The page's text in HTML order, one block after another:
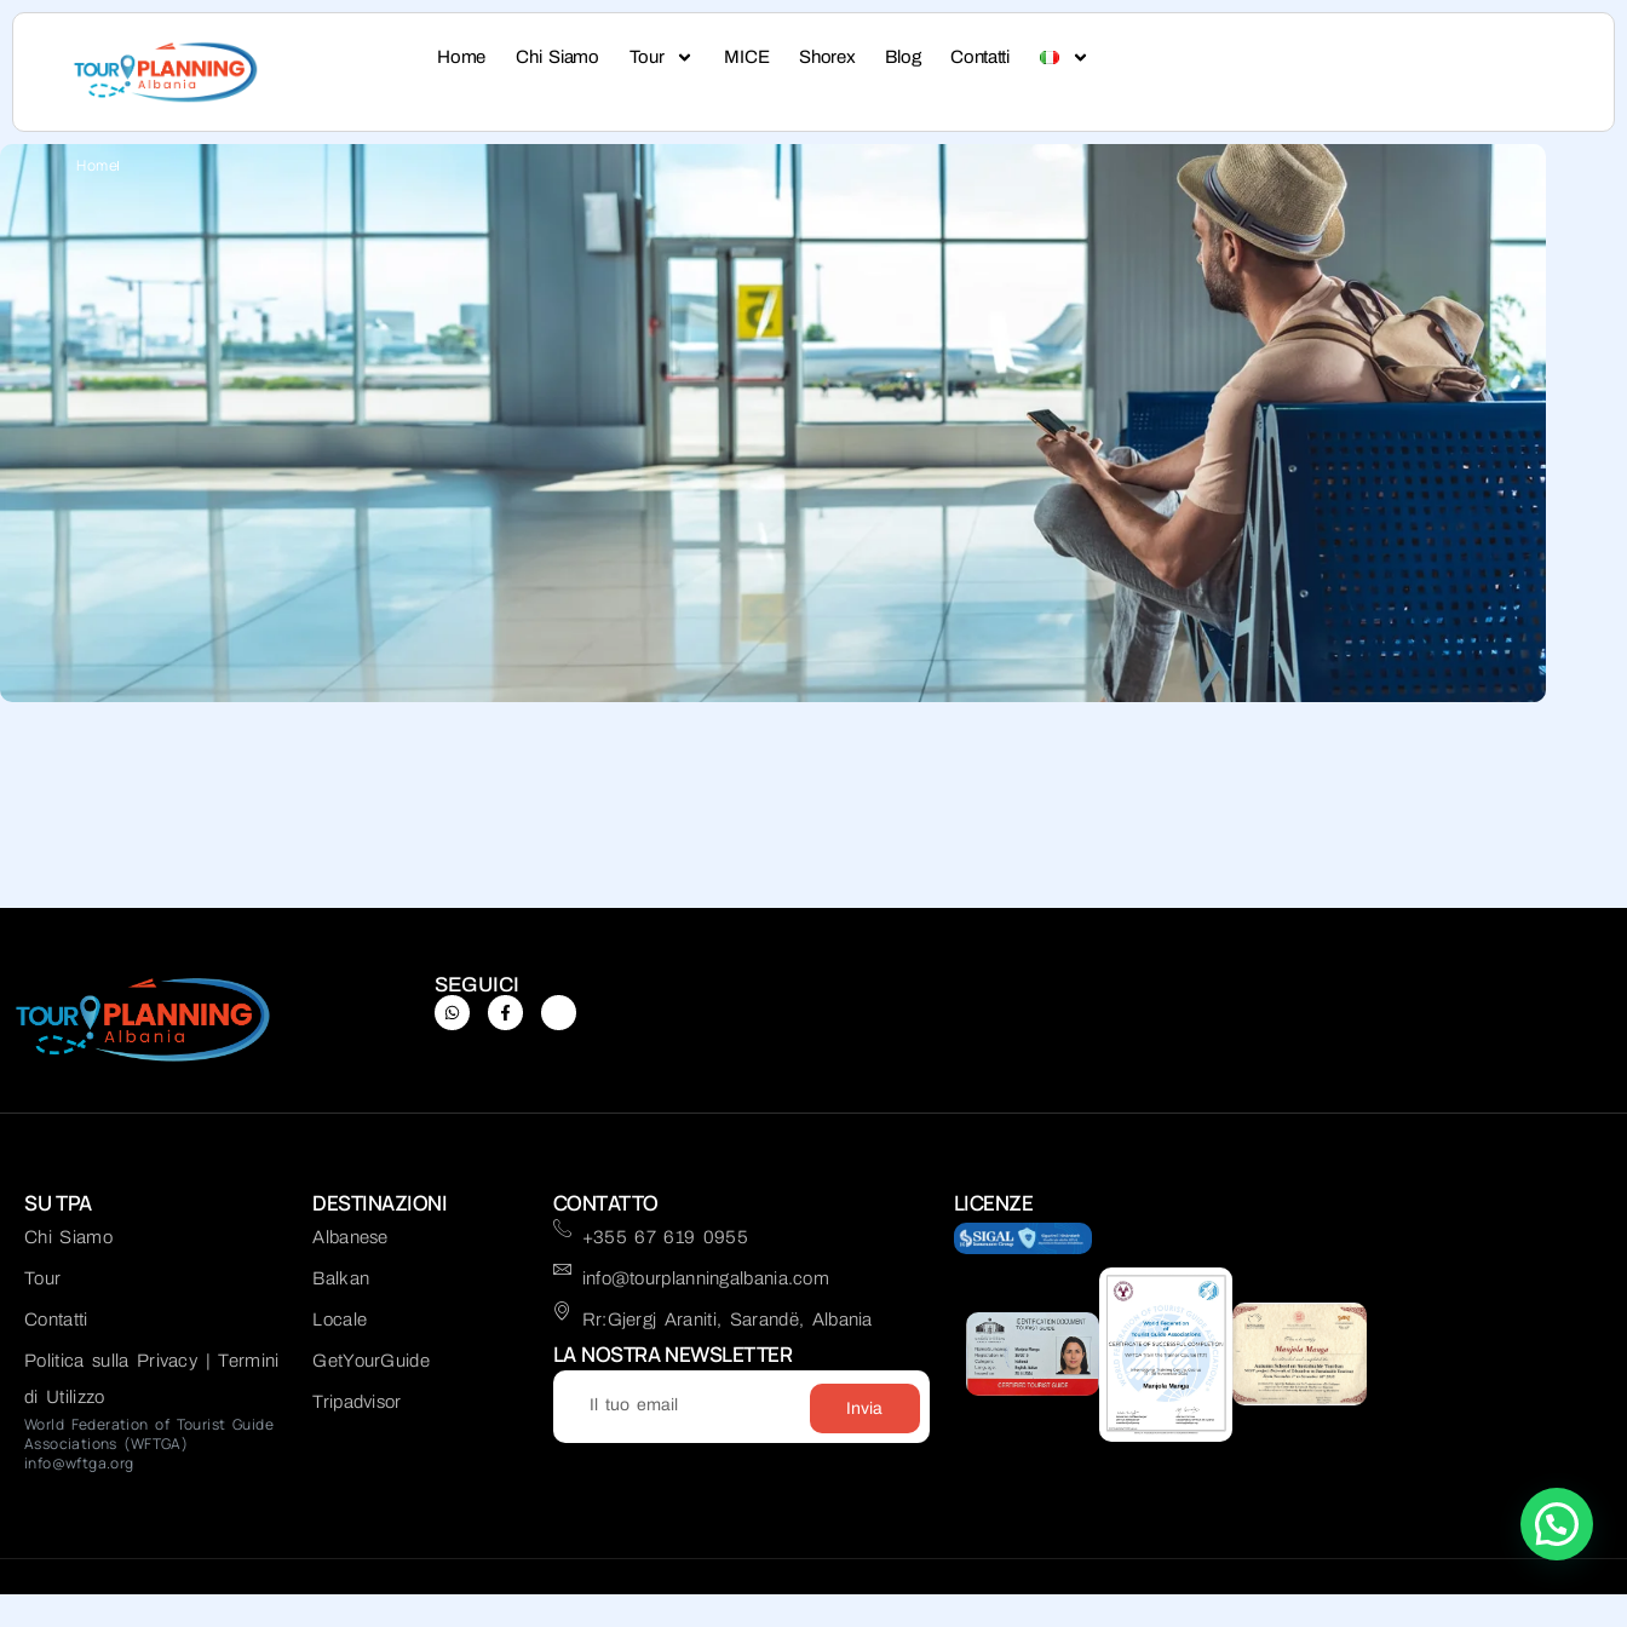
Home Chi Siamo Tour MICE Shorex Blog Contatti
Home
SEGUICI
SU TPA
Chi Siamo
Tour
Contatti
Politica sulla Privacy | Termini
di Utilizzo
World Federation of Tourist Guide
Associations (WFTGA)
info@wftga.org
DESTINAZIONI
Albanese
Balkan
Locale
GetYourGuide
Tripadvisor​
CONTATTO
+355 67 619 0955
info@tourplanningalbania.com
Rr:Gjergj Araniti, Sarandë, Albania
LA NOSTRA NEWSLETTER
Invia
LICENZE